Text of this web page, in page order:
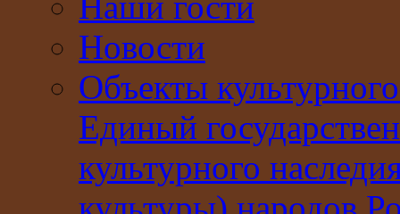
Новости
Объекты
Единый
культурного